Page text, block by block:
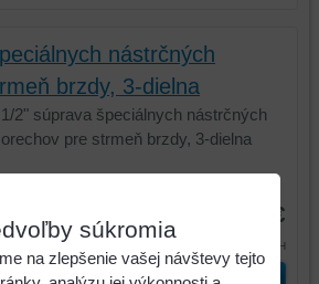
nástrčných
brzdy, 3-dielna
1/2" súprava špeciálnych nástrčných
orechov pre strmeň brzdy, 3-dielna
Kód:150.2140
21,59 €
s DPH
ks Vložiť do košíka
súkromia
na zlepšenie vašej návštevy tejto